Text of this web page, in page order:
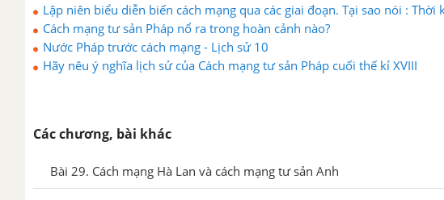
Lập niên biểu diễn biến cách mạng qua các giai đoạn. Tại sao nói : Thời
Giacôbanh là đỉnh cao của Cách mạng tư sản Pháp ?
Cách mạng tư sản Pháp nổ ra trong hoàn cảnh nào?
Nước Pháp trước cách mạng - Lịch sử 10
Hãy nêu ý nghĩa lịch sử của Cách mạng tư sản Pháp cuối thế kỉ XVIII
Các chương, bài khác
Bài 29. Cách mạng Hà Lan và cách mạng tư sản Anh